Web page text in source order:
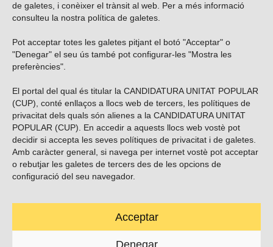
de galetes, i conèixer el trànsit al web. Per a més informació
consulteu la nostra política de galetes
Pot acceptar totes les galetes pitjant el botó "Acceptar" o
"Denegar" el seu ús també pot configurar-les "Mostra les
preferències".
El portal del qual és titular la CANDIDATURA UNITAT POPULAR
(CUP), conté enllaços a llocs web de tercers, les polítiques de
privacitat dels quals són alienes a la CANDIDATURA UNITAT
POPULAR (CUP). En accedir a aquests llocs web vostè pot
decidir si accepta les seves polítiques de privacitat i de galetes.
Amb caràcter general, si navega per internet vostè pot acceptar
o rebutjar les galetes de tercers des de les opcions de
configuració del seu navegador.
Acceptar
Denegar
Vols subscriure’t al nostre butlletí?
ENVIAR
Troba’ns a les xarxes socials
Carrer Casp 180 (baixos), Barcelona.